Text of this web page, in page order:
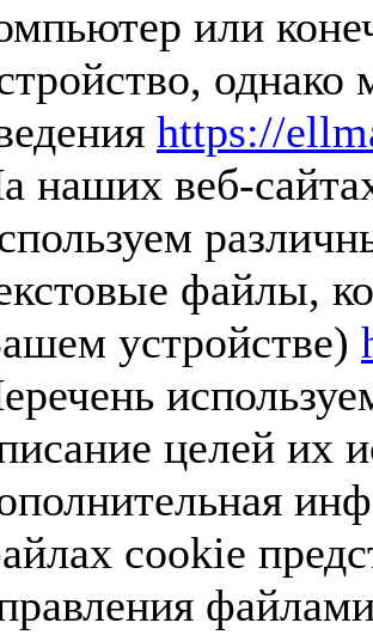
или
https://
наших веб-
файлы,
устройстве)
целей их
cookie